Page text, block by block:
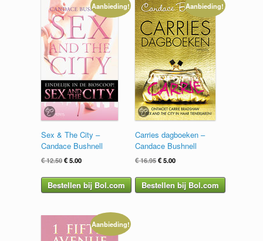
Aanbieding!
Sex & The City –
Candace Bushnell
€12.50Oorspronkelijke
was:
€ 12.50.
€5.00Huidige
is:
€ 5.00.
Bestellen bij Bol.com
Aanbieding!
Carries dagboeken –
Candace Bushnell
€16.95Oorspronkelijke
was:
€ 16.95.
€5.00Huidige
is:
€ 5.00.
Bestellen bij Bol.com
Aanbieding!